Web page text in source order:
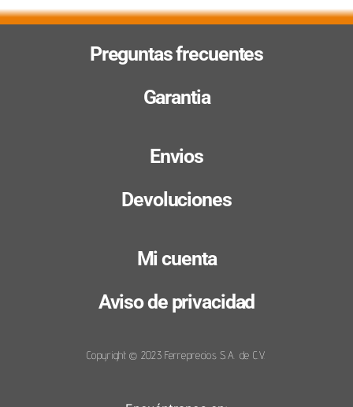
Preguntas frecuentes
Garantia
Envios
Devoluciones
Mi cuenta
Aviso de privacidad
Copyright © 2023 Ferreprecios S.A. de C.V.